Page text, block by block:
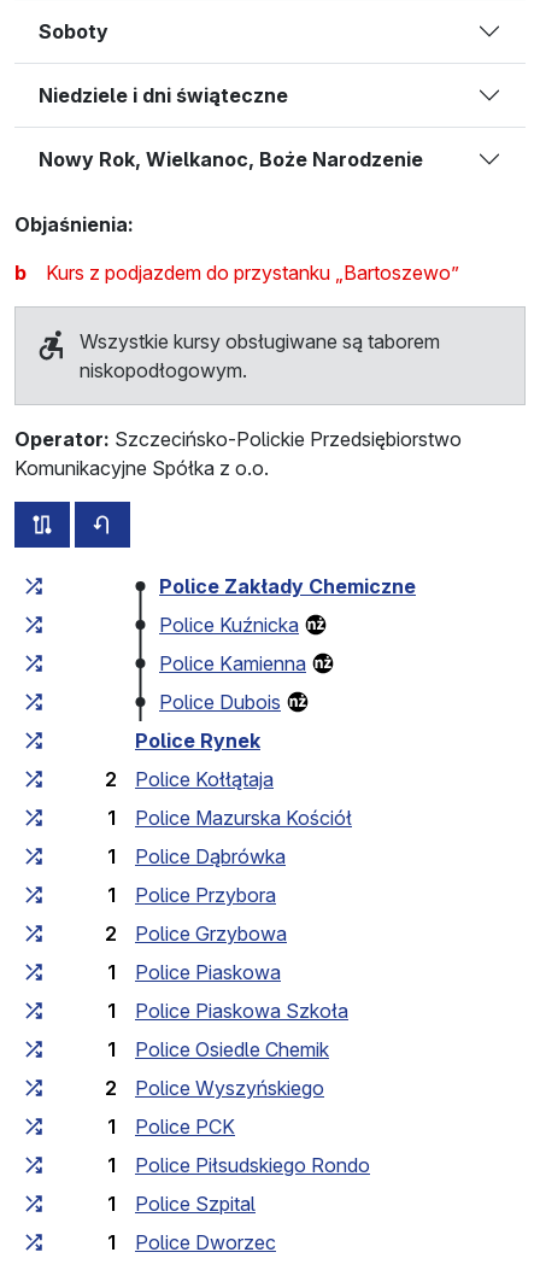
Soboty
Niedziele i dni świąteczne
Nowy Rok, Wielkanoc, Boże Narodzenie
Objaśnienia:
b
Kurs z podjazdem do przystanku „Bartoszewo”
Wszystkie kursy obsługiwane są taborem
niskopodłogowym.
Operator: Szczecińsko-Polickie Przedsiębiorstwo
Komunikacyjne Spółka z o.o.
wszystkie trasy tej linii
Czas przejazdu narastająco Czas przejazdu między
Police Zakłady Chemiczne
Police Kuźnicka
Police Kamienna
Police Dubois
Police Rynek
2
Police Kołłątaja
1
Police Mazurska Kościół
1
Police Dąbrówka
1
Police Przybora
2
Police Grzybowa
1
Police Piaskowa
1
Police Piaskowa Szkoła
1
Police Osiedle Chemik
2
Police Wyszyńskiego
1
Police PCK
1
Police Piłsudskiego Rondo
1
Police Szpital
1
Police Dworzec